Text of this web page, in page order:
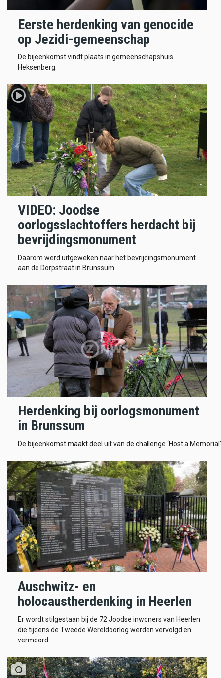
Eerste herdenking van genocide
op Jezidi-gemeenschap
De bijeenkomst vindt plaats in gemeenschapshuis
Heksenberg.
VIDEO: Joodse
oorlogsslachtoffers herdacht bij
bevrijdingsmonument
Daarom werd uitgeweken naar het bevrijdingsmonument
aan de Dorpstraat in Brunssum.
Herdenking bij oorlogsmonument
in Brunssum
De bijeenkomst maakt deel uit van de challenge ‘Host a
Auschwitz- en
holocaustherdenking in Heerlen
Er wordt stilgestaan bij de 72 Joodse inwoners van Heerlen
die tijdens de Tweede Wereldoorlog werden vervolgd en
vermoord.